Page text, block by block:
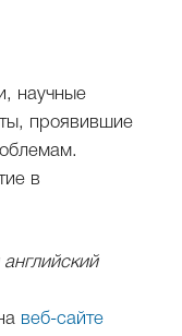
научные
проявившие
в
веб-сайте